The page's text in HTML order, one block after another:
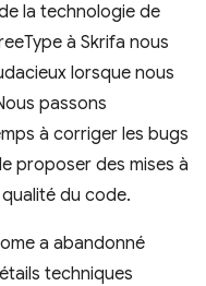
la technologie de
à Skrifa nous
lorsque nous
passons
à corriger les bugs
proposer des mises à
du code.
a abandonné
techniques